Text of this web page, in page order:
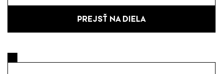
PREJSŤ NA DIELA